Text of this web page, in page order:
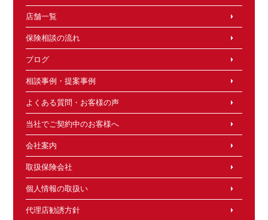
店舗一覧
保険相談の流れ
ブログ
相談事例・提案事例
よくある質問・お客様の声
当社でご契約中のお客様へ
会社案内
取扱保険会社
個人情報の取扱い
代理店勧誘方針